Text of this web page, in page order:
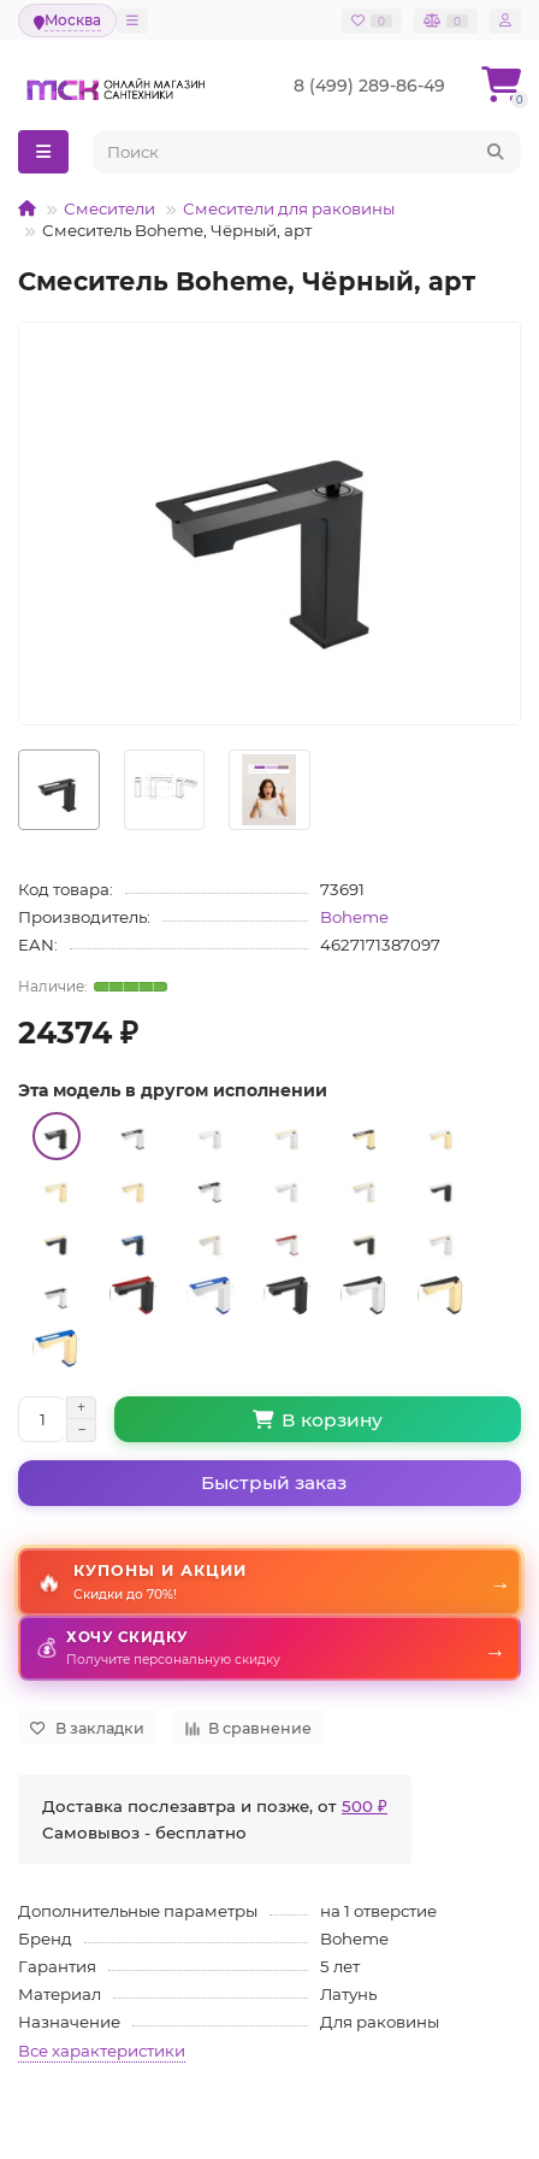
Москва 0 0
8 (499) 289-86-49
0
Смесители
Смесители для раковины
Смеситель Boheme, Чёрный, арт
Смеситель Boheme, Чёрный, арт
Код товара:
73691
Производитель:
Boheme
EAN:
4627171387097
24374 ₽
Эта модель в другом исполнении
В корзину
Быстрый заказ
🔥 КУПОНЫ И АКЦИИ
Скидки до 70%!
→
💰 ХОЧУ СКИДКУ
Получите персональную скидку →
В закладки В сравнение
Доставка послезавтра и позже, от 500 ₽
Самовывоз - бесплатно
Дополнительные параметры
на 1 отверстие
Бренд
Boheme
Гарантия
5 лет
Материал
Латунь
Назначение
Для раковины
Все характеристики